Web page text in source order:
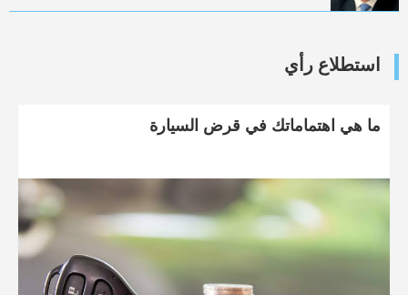
استطلاع رأي
ما هي اهتماماتك في قرض السيارة